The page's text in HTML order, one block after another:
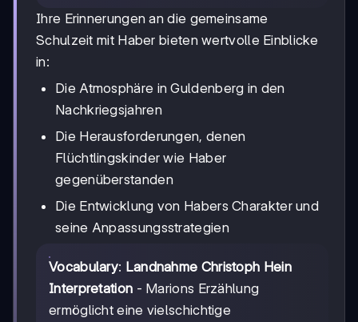
Ihre Erinnerungen an die gemeinsame
Schulzeit mit Haber bieten wertvolle Einblicke
in:
Die Atmosphäre in Guldenberg in den
Nachkriegsjahren
Die Herausforderungen, denen
Flüchtlingskinder wie Haber
gegenüberstanden
Die Entwicklung von Habers Charakter und
seine Anpassungsstrategien
Vocabulary: Landnahme Christoph Hein
Interpretation - Marions Erzählung
ermöglicht eine vielschichtige